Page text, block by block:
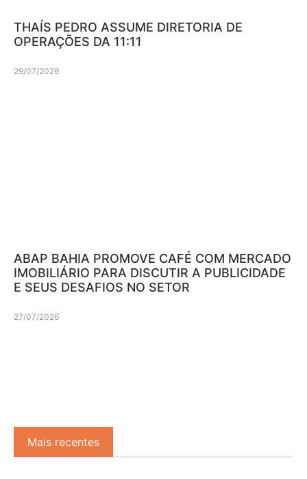
THAÍS PEDRO ASSUME DIRETORIA DE
OPERAÇÕES DA 11:11
29/07/2026
ABAP BAHIA PROMOVE CAFÉ COM MERCADO
IMOBILIÁRIO PARA DISCUTIR A PUBLICIDADE
E SEUS DESAFIOS NO SETOR
27/07/2026
Mais recentes